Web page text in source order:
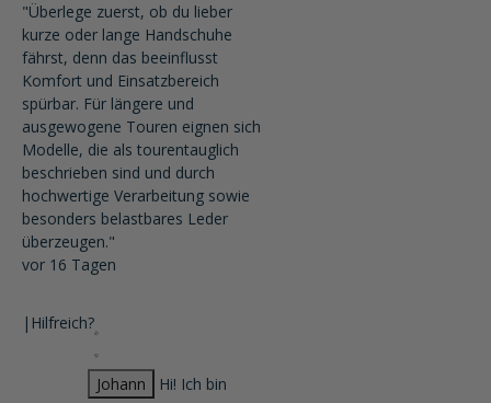
"Überlege zuerst, ob du lieber
kurze oder lange Handschuhe
fährst, denn das beeinflusst
Komfort und Einsatzbereich
spürbar. Für längere und
ausgewogene Touren eignen sich
Modelle, die als tourentauglich
beschrieben sind und durch
hochwertige Verarbeitung sowie
besonders belastbares Leder
überzeugen."
vor 16 Tagen
| Hilfreich?
Johann
Hi! Ich bin